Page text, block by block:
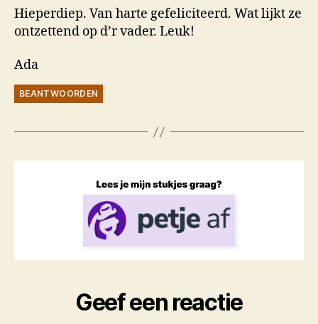
Hieperdiep. Van harte gefeliciteerd. Wat lijkt ze
ontzettend op d’r vader. Leuk!
Ada
BEANTWOORDEN
Geef een reactie